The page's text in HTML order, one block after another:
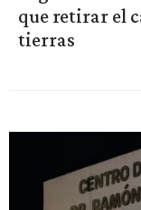
que retirar el
tierras